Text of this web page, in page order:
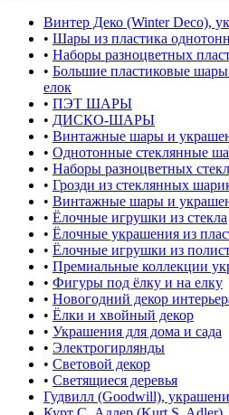
Винтер Деко (Winter Deco),
• Шары из пластика
• Наборы разноцветных
• Большие пластиковые
елок
• ПЭТ ШАРЫ
• ДИСКО-ШАРЫ
• Винтажные шары и
• Однотонные стеклянные
• Наборы разноцветных
• Грозди из стеклянных
• Винтажные шары и
• Ёлочные игрушки из стекла
• Ёлочные украшения из
• Ёлочные игрушки из
• Премиальные коллекции
• Фигуры под ёлку и на елку
• Новогодний декор
• Ёлки и хвойный декор
• Украшения для дома и сада
• Электрогирлянды
• Световой декор
• Светящиеся деревья
Гудвилл (Goodwill),